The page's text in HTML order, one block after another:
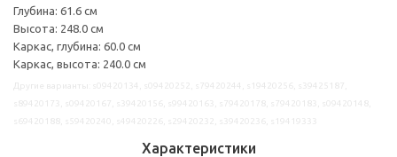
Глубина: 61.6 см
Высота: 248.0 см
Каркас, глубина: 60.0 см
Каркас, высота: 240.0 см
Характеристики